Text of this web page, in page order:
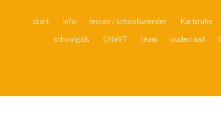
content
start info lessen / schoolkalender Karlsruhe
schoolgids
CNaVT team ouderraad